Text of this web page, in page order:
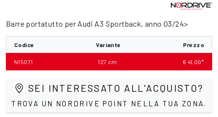
Barre portatutto per Audi A3 Sportback, anno 03/24>
Codice Variante Prezzo
N15071 127 cm € 41,00*
SEI INTERESSATO ALL'ACQUISTO?
TROVA UN NORDRIVE POINT NELLA TUA ZONA.